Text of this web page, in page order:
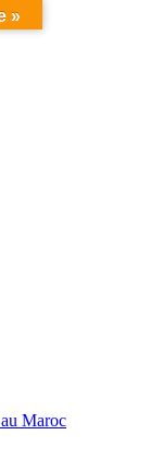
Maroc
»